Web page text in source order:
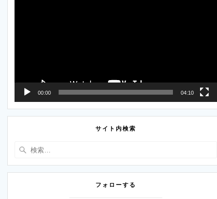
00:00 04:10
サイト内検索
フォローする